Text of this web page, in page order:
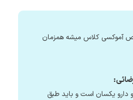
آموکسی کلاس میشه همزمان
دارو یکسان است و باید طبق